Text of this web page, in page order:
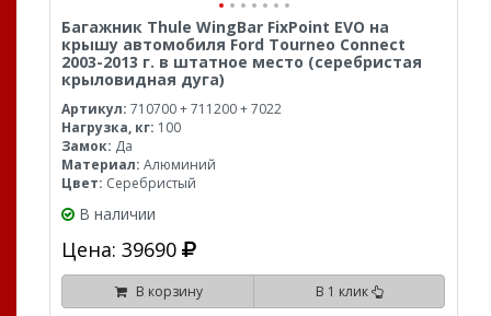
Багажник Thule WingBar FixPoint EVO на
крышу автомобиля Ford Tourneo Connect
2003-2013 г. в штатное место (серебристая
крыловидная дуга)
Артикул: 710700 + 711200 + 7022
Нагрузка, кг: 100
Замок: Да
Материал: Алюминий
Цвет: Серебристый
В наличии
Цена: 39690
В корзину В 1 клик